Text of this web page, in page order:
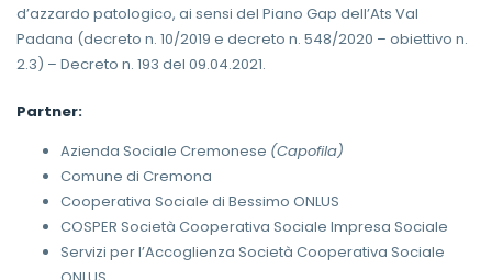
d’azzardo patologico, ai sensi del Piano Gap dell’Ats Val
Padana (decreto n. 10/2019 e decreto n. 548/2020 – obiettivo n.
2.3) – Decreto n. 193 del 09.04.2021.
Partner:
Azienda Sociale Cremonese (Capofila)
Comune di Cremona
Cooperativa Sociale di Bessimo ONLUS
COSPER Società Cooperativa Sociale Impresa Sociale
Servizi per l’Accoglienza Società Cooperativa Sociale